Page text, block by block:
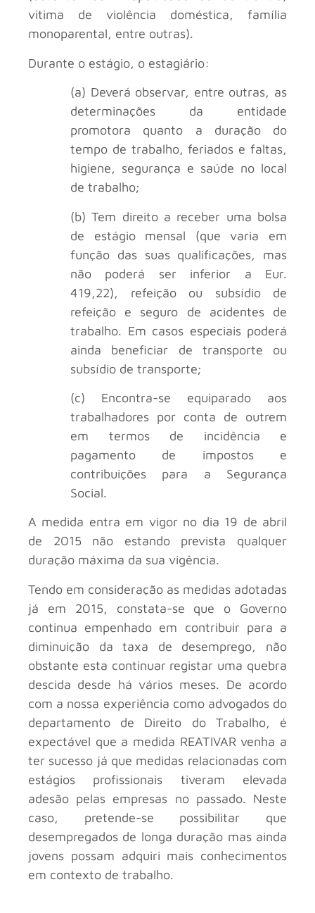
vitima de violência doméstica, família
monoparental, entre outras).
Durante o estágio, o estagiário:
(a) Deverá observar, entre outras, as
determinações da entidade
promotora quanto a duração do
tempo de trabalho, feriados e faltas,
higiene, segurança e saúde no local
de trabalho;
(b) Tem direito a receber uma bolsa
de estágio mensal (que varia em
função das suas qualificações, mas
não poderá ser inferior a Eur.
419,22), refeição ou subsídio de
refeição e seguro de acidentes de
trabalho. Em casos especiais poderá
ainda beneficiar de transporte ou
subsídio de transporte;
(c) Encontra-se equiparado aos
trabalhadores por conta de outrem
em termos de incidência e
pagamento de impostos e
contribuições para a Segurança
Social.
A medida entra em vigor no dia 19 de abril
de 2015 não estando prevista qualquer
duração máxima da sua vigência.
Tendo em consideração as medidas adotadas
já em 2015, constata-se que o Governo
continua empenhado em contribuir para a
diminuição da taxa de desemprego, não
obstante esta continuar registar uma quebra
descida desde há vários meses. De acordo
com a nossa experiência como advogados do
departamento de Direito do Trabalho, é
expectável que a medida REATIVAR venha a
ter sucesso já que medidas relacionadas com
estágios profissionais tiveram elevada
adesão pelas empresas no passado. Neste
caso, pretende-se possibilitar que
desempregados de longa duração mas ainda
jovens possam adquiri mais conhecimentos
em contexto de trabalho.